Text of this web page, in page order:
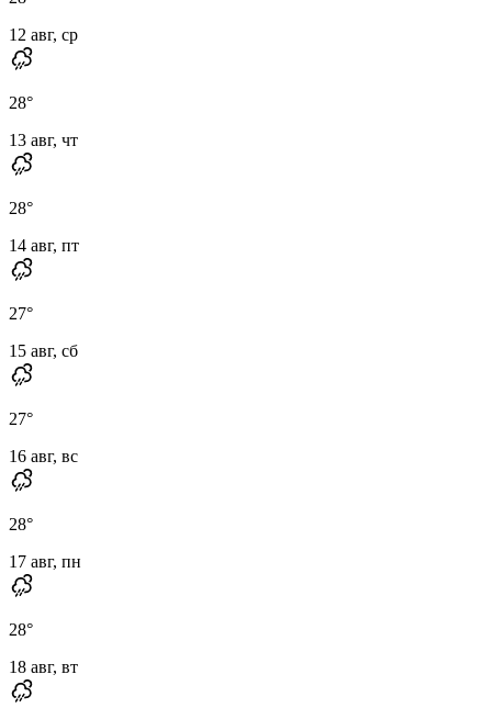
12 авг, ср
28°
13 авг, чт
28°
14 авг, пт
27°
15 авг, сб
27°
16 авг, вс
28°
17 авг, пн
28°
18 авг, вт